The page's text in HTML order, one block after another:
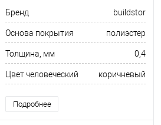
Бренд buildstor
Основа покрытия полиэстер
Толщина, мм 0,4
Цвет человеческий коричневый
Подробнее